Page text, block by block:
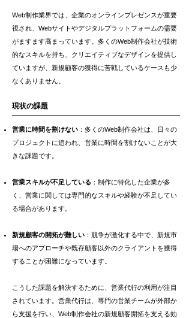
Web制作業界では、企業のオンラインプレゼンスが重要
視され、Webサイトやデジタルプラットフォームの需要
がますます高まっています。多くのWeb制作会社が技術
的なスキルを持ち、クリエイティブなデザインを提供し
ていますが、新規顧客の獲得に苦戦しているケースも少
なくありません。
現状の課題
営業に時間を割けない ：多くのWeb制作会社は、日々の
プロジェクトに追われ、営業に時間を割けないことが大
きな課題です。
営業スキルが不足している ：制作に特化した企業が多
く、営業に関しては専門的なスキルや経験が不足してい
る場合があります。
新規顧客の開拓が難しい ：競争が激化する中で、新規市
場へのアプローチや既存顧客以外のクライアントを獲得
することが困難になっています。
こうした課題を解決するために、営業代行の利用が注目
されています。営業代行は、専門の営業チームが外部か
ら支援を行い、Web制作会社の新規顧客開拓を支える効